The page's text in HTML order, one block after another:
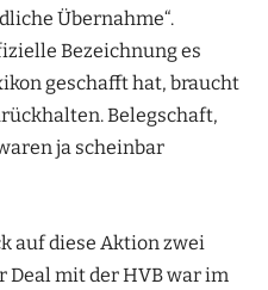
Übernahme“.
Bezeichnung es
geschafft hat, braucht
Belegschaft,
ja scheinbar
auf diese Aktion zwei
Deal mit der HVB war im